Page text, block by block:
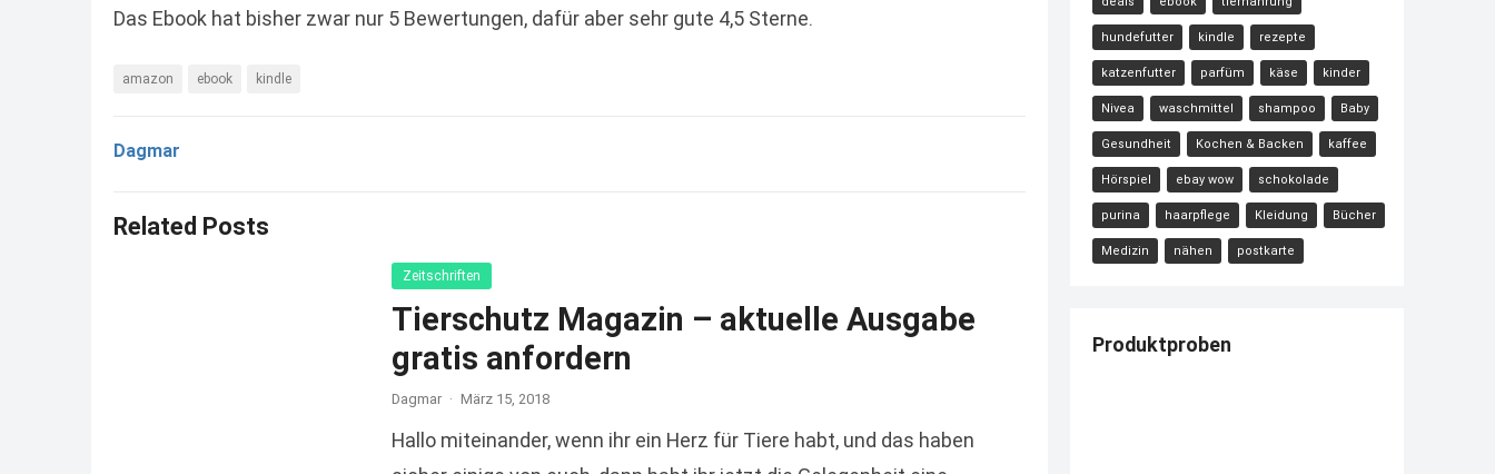
Das Ebook hat bisher zwar nur 5 Bewertungen, dafür aber sehr gute 4,5 Sterne.
amazon ebook kindle
Dagmar
Related Posts
Zeitschriften
Tierschutz Magazin – aktuelle Ausgabe
gratis anfordern
Dagmar · März 15, 2018
Hallo miteinander, wenn ihr ein Herz für Tiere habt, und das haben
hundefutter kindle rezepte
katzenfutter parfüm käse kinder
Nivea waschmittel shampoo Baby
Gesundheit Kochen & Backen kaffee
Hörspiel ebay wow schokolade
purina haarpflege Kleidung Bücher
Medizin nähen postkarte
Produktproben